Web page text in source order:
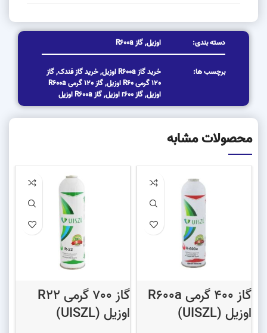
دسته بندی: اوزیل,گاز R600a
برچسب ها: خرید گاز R600a اوزیل ,خرید گاز فندک,گاز
120 گرمی R60 اوزیل
,
گاز 120 گرمی R600a
اوزیل,گاز r600 اوزیل ,گاز R600a اوزیل
محصولات مشابه
گاز 400 گرمی R600a
اوزیل (UISZL)
گاز 700 گرمی R22
اوزیل (UISZL)